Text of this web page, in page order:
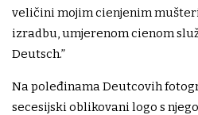
veličini mojim cienjenim
izradbu, umjerenom cienom
Deutsch.”
Na poleđinama Deutcovih
secesijski oblikovani logo s